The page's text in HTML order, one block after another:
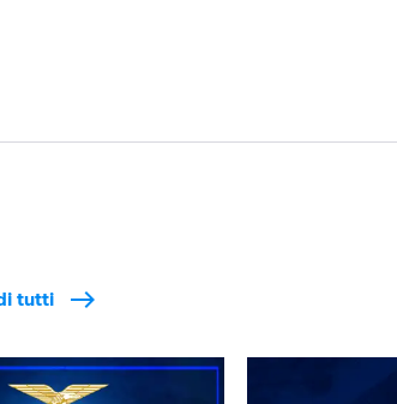
tutti east